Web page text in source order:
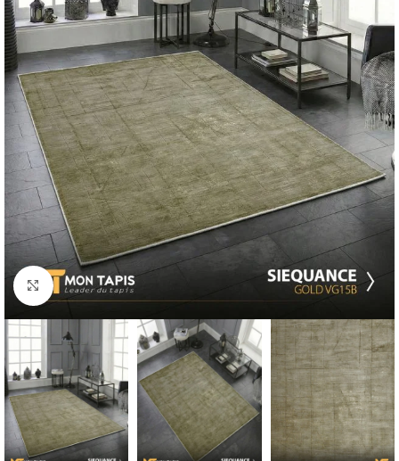
Click to enlarge